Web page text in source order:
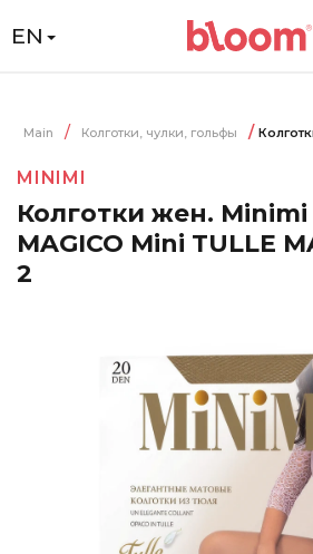
EN
Main Колготки, чулки, гольфы
MINIMI
Колготки жен. Minimi
MAGICO Mini TULLE
2